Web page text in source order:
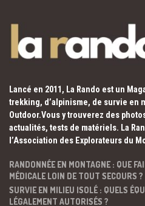
Lancé en 2011, La Rando est un
trekking, d’alpinisme, de survie en
Outdoor.Vous y trouverez des
actualités, tests de matériels. La
l’Association des Explorateurs du
RANDONNÉE EN MONTAGNE : QUE
MÉDICALE LOIN DE TOUT SECOURS ?
SURVIE EN MILIEU ISOLÉ : QUELS
LÉGALEMENT AUTORISÉS ?